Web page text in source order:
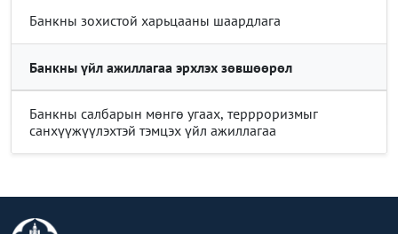
Банкны зохистой харьцааны шаардлага
Банкны үйл ажиллагаа эрхлэх зөвшөөрөл
Банкны салбарын мөнгө угаах, террроризмыг
санхүүжүүлэхтэй тэмцэх үйл ажиллагаа